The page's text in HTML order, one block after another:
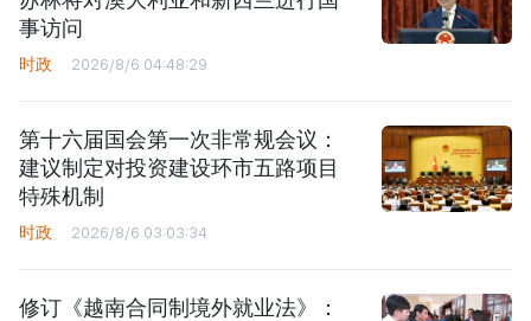
事访问
时政 2026/8/6 04:48:29
第十六届国会第一次非常规会议：
建议制定对投资建设环市五路项目
特殊机制
时政 2026/8/6 03:03:34
修订《越南合同制境外就业法》：